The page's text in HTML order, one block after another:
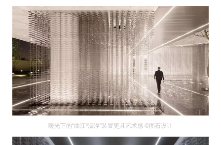
暖光下的“曲江³漂浮”装置更具艺术感 ©图石设计